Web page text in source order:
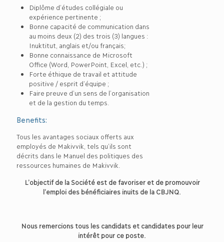
Diplôme d’études collégiale ou
expérience pertinente ;
Bonne capacité de communication dans
au moins deux (2) des trois (3) langues :
Inuktitut, anglais et/ou français;
Bonne connaissance de Microsoft
Office (Word, PowerPoint, Excel, etc.) ;
Forte éthique de travail et attitude
positive / esprit d’équipe ;
Faire preuve d’un sens de l’organisation
et de la gestion du temps.
Benefits:
Tous les avantages sociaux offerts aux
employés de Makivvik, tels qu’ils sont
décrits dans le Manuel des politiques des
ressources humaines de Makivvik.
L’objectif de la Société est de favoriser et de promouvoir
l’emploi des bénéficiaires inuits de la CBJNQ.
Nous remercions tous les candidats et candidates pour leur
intérêt pour ce poste.